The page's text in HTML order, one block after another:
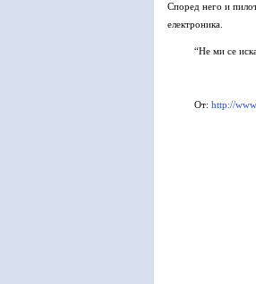
Според него и
електроника.
“Не ми се
От: http://